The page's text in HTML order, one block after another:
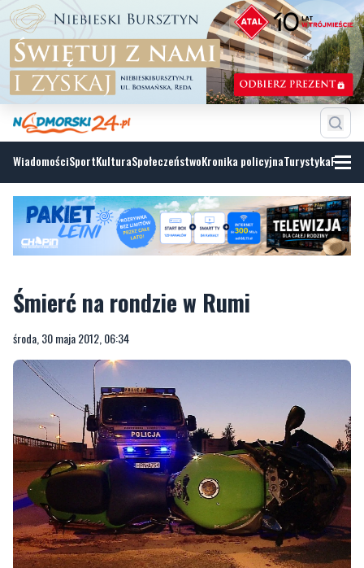
WiadomościSportKulturaSpołeczeństwoKronika policyjnaTurystyka
Śmierć na rondzie w Rumi
środa, 30 maja 2012, 06:34